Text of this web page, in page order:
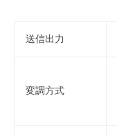
送信出力
変調方式